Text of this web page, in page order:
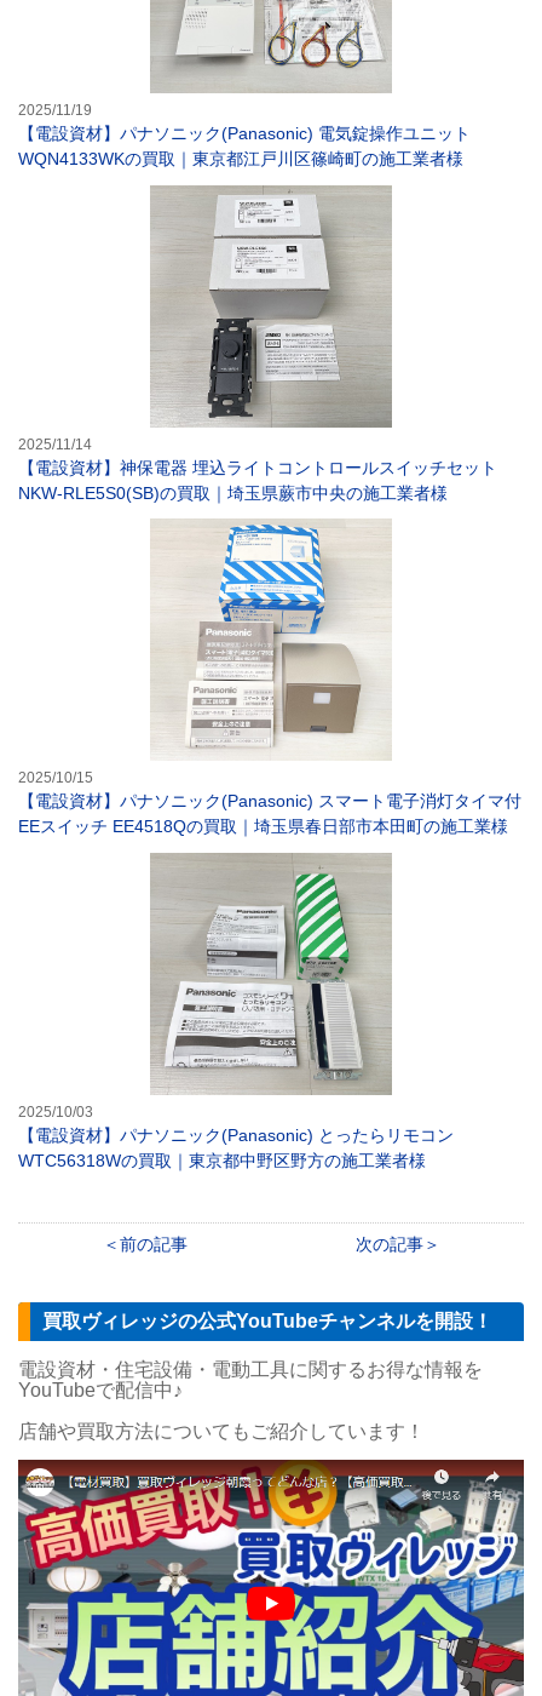
2025/11/19
【電設資材】パナソニック(Panasonic) 電気錠操作ユニット
WQN4133WKの買取｜東京都江戸川区篠崎町の施工業者様
2025/11/14
【電設資材】神保電器 埋込ライトコントロールスイッチセット
NKW-RLE5S0(SB)の買取｜埼玉県蕨市中央の施工業者様
2025/10/15
【電設資材】パナソニック(Panasonic) スマート電子消灯タイマ付
EEスイッチ EE4518Qの買取｜埼玉県春日部市本田町の施工業様
2025/10/03
【電設資材】パナソニック(Panasonic) とったらリモコン
WTC56318Wの買取｜東京都中野区野方の施工業者様
前の記事 次の記事
買取ヴィレッジの公式YouTubeチャンネルを開設！
電設資材・住宅設備・電動工具に関するお得な情報を
YouTubeで配信中♪
店舗や買取方法についてもご紹介しています！